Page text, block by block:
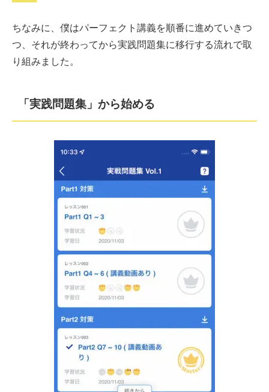
ちなみに、僕はパーフェクト講義を順番に進めていきつ
つ、それが終わってから実践問題集に移行する流れで取
り組みました。
「実践問題集」から始める